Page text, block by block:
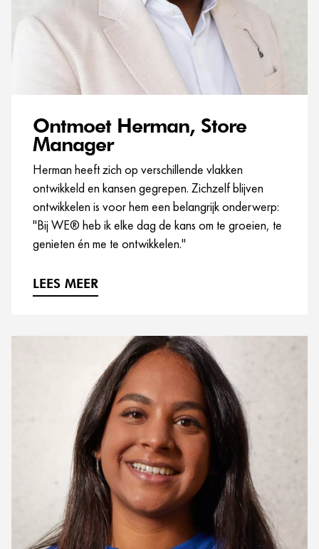
Ontmoet Herman, Store
Manager
Herman heeft zich op verschillende vlakken
ontwikkeld en kansen gegrepen. Zichzelf blijven
ontwikkelen is voor hem een belangrijk onderwerp:
"Bij WE® heb ik elke dag de kans om te groeien, te
genieten én me te ontwikkelen."
LEES MEER